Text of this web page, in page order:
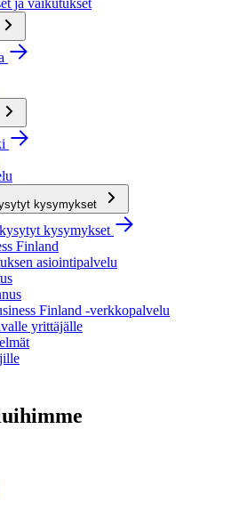
ja vaikutukset
kysymykset
kysymykset
Finland
asiointipalvelu
Finland -verkkopalvelu
yrittäjälle